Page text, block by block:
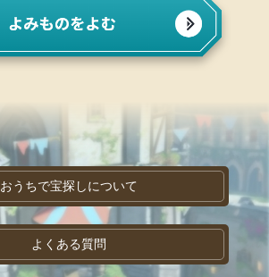
おうちで宝探しについて
よくある質問